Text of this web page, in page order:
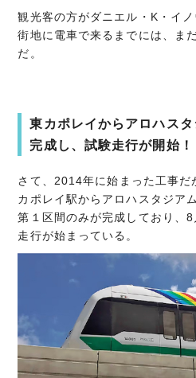
観光客の方がダニエル・K・イ
街地に電車で来るまでには、ま
だ。
東カポレイからアロハス
完成し、試験走行が開始！
さて、2014年に始まった工事
カポレイ駅からアロハスタジア
第１区間のみが完成しており、
走行が始まっている。